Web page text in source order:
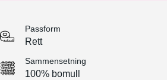
Passform
Rett
Sammensetning
100% bomull